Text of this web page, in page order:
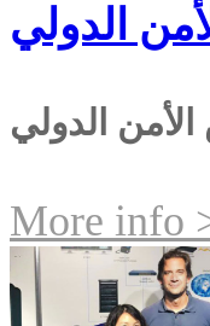
الدولي
الدولي
More info